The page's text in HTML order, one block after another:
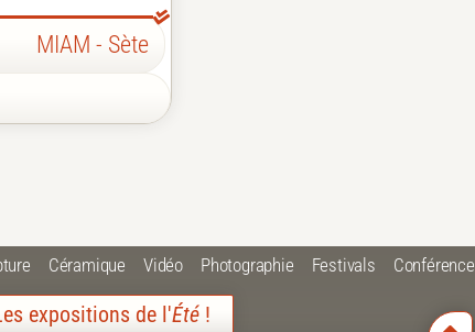
MIAM - Sète
Céramique Vidéo Photographie Festivals
expositions de l'Été !